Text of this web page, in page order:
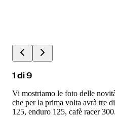
1di9
Vi mostriamo le foto delle
che per la prima volta avrà tre
125, enduro 125, cafè racer